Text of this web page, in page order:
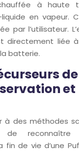
à haute
en vapeur.
par l’utilisateur.
directement liée
batterie.
et
à des méthodes
de reconnaître
fin de vie d’une